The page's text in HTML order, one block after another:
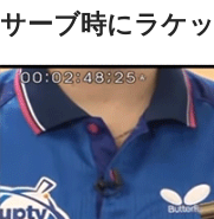
サーブ時にラケ